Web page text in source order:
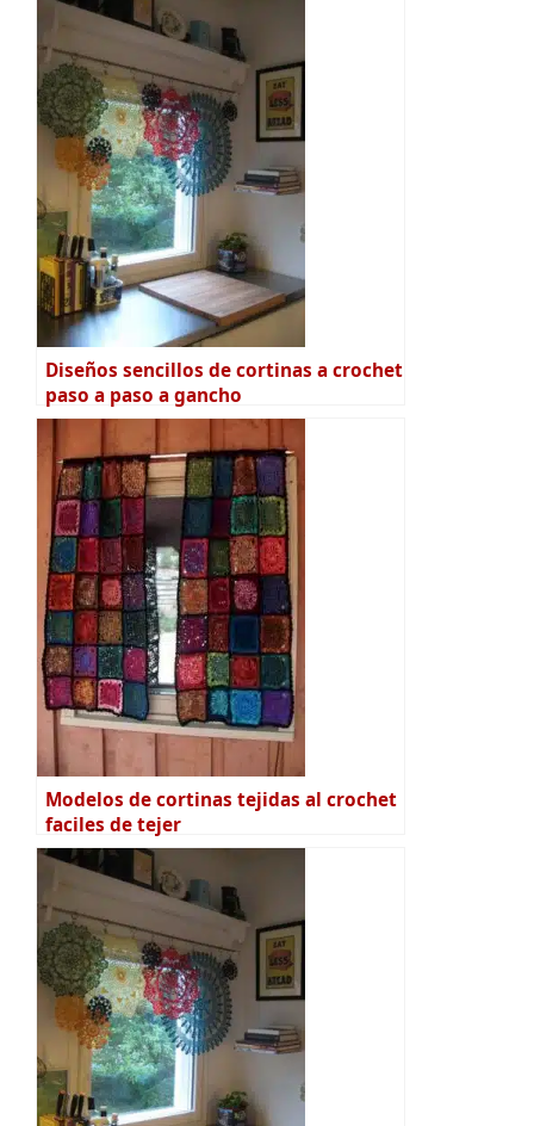
Diseños sencillos de cortinas a crochet
paso a paso a gancho
Modelos de cortinas tejidas al crochet
faciles de tejer